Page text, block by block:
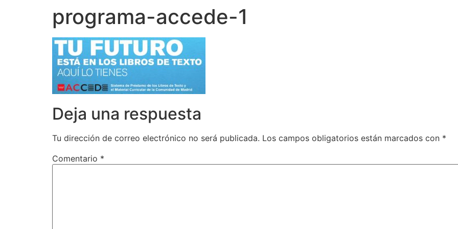
programa-accede-1
Deja una respuesta
Tu dirección de correo electrónico no será publicada. Los campos obligatorios están marcados con *
Comentario *